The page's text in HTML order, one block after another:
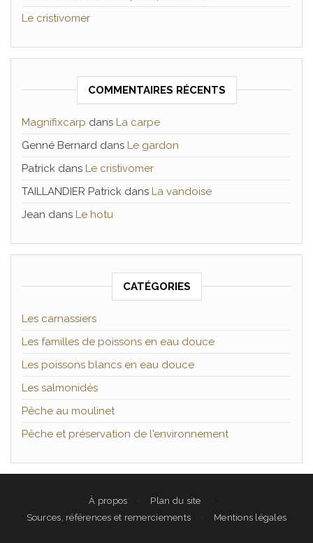
Le cristivomer
COMMENTAIRES RÉCENTS
Magnifixcarp dans La carpe
Genné Bernard dans Le gardon
Patrick dans Le cristivomer
TAILLANDIER Patrick dans La vandoise
Jean dans Le hotu
CATÉGORIES
Les carnassiers
Les familles de poissons en eau douce
Les poissons blancs en eau douce
Les salmonidés
Pêche au moulinet
Pêche et préservation de l'environnement
À propos
Plan du site
Sources, références et remerciements
Mentions légales